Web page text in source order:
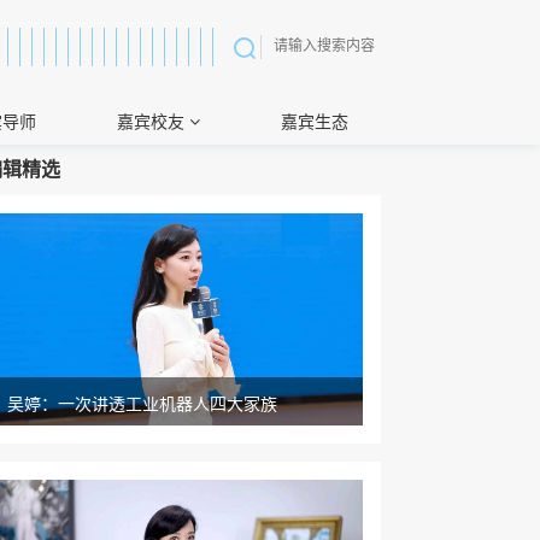
师 嘉宾校友 嘉宾生态
精选
吴婷：一次讲透工业机器人四大家族